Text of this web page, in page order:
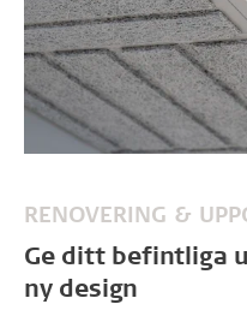
RENOVERING &
Ge ditt befintliga
ny design